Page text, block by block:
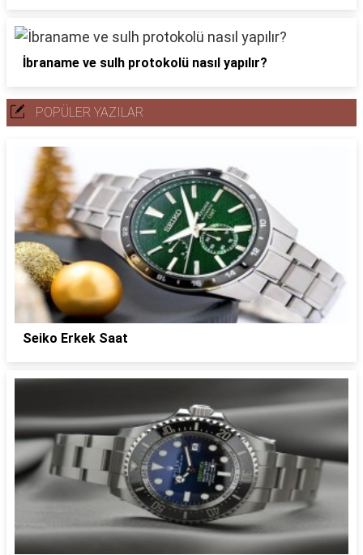
İbraname ve sulh protokolü nasıl yapılır?
POPÜLER YAZILAR
Seiko Erkek Saat